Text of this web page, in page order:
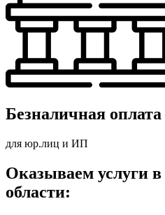
Безналичная оплата
для юр.лиц и ИП
Оказываем услуги
области: